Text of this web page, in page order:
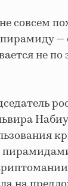
совсем
—
не